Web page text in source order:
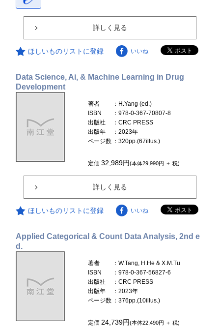
詳しく見る
ほしいものリストに登録 いいね
Data Science, Ai, & Machine Learning in Drug
Development
著者
：H.Yang (ed.)
ISBN
：978-0-367-70807-8
出版社
：CRC PRESS
出版年
：2023年
ページ数 ：320pp.(67illus.)
定価32,989円(本体29,990円 ＋ 税)
詳しく見る
ほしいものリストに登録 いいね
Applied Categorical & Count Data Analysis, 2nd e
d.
著者
：W.Tang, H.He & X.M.Tu
ISBN
：978-0-367-56827-6
出版社
：CRC PRESS
出版年
：2023年
ページ数 ：376pp.(10illus.)
定価24,739円(本体22,490円 ＋ 税)